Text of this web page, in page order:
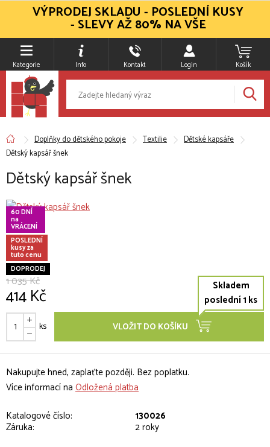
Kategorie Info Kontakt Login Košík
Doplňky do dětského pokoje Textilie
Dětské kapsáře
Dětský kapsář šnek
Dětský kapsář šnek
60 DNÍ
na
VRÁCENÍ
POSLEDNÍ
kusy za
tuto cenu
DOPRODEJ
1 035 Kč
414 Kč
Skladem
poslední 1 ks
ks VLOŽIT DO KOŠÍKU
Nakupujte hned, zaplaťte později. Bez poplatku.
Více informací na Odložená platba
Katalogové číslo:
130026
Záruka: 2 roky
VÝPRODEJ SKLADU - POSLEDNÍ KUSY
- SLEVY AŽ 80% NA VŠE